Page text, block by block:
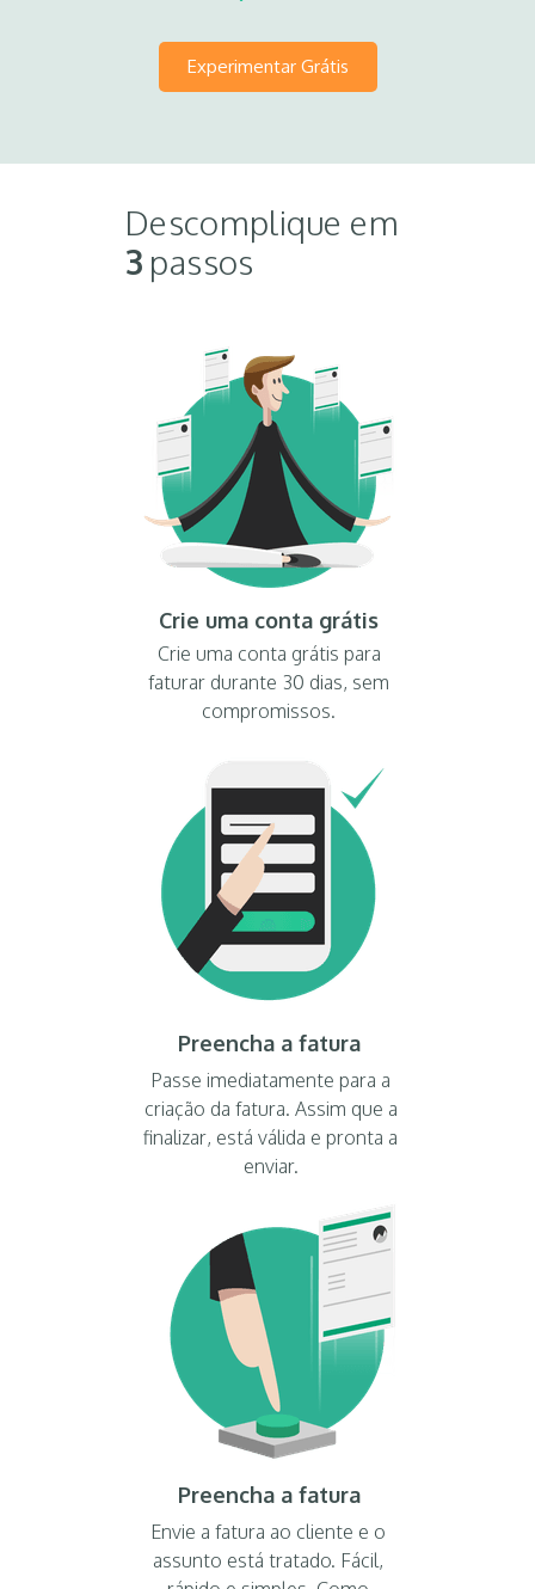
Experimentar Grátis
Crie uma conta grátis
Crie uma conta grátis para
faturar durante 30 dias, sem
compromissos.
Passe imediatamente para a
criação da fatura. Assim que a
finalizar, está válida e pronta a
enviar.
Preencha a fatura
Descomplique em
3 passos
Preencha a fatura
Envie a fatura ao cliente e o
assunto está tratado. Fácil,